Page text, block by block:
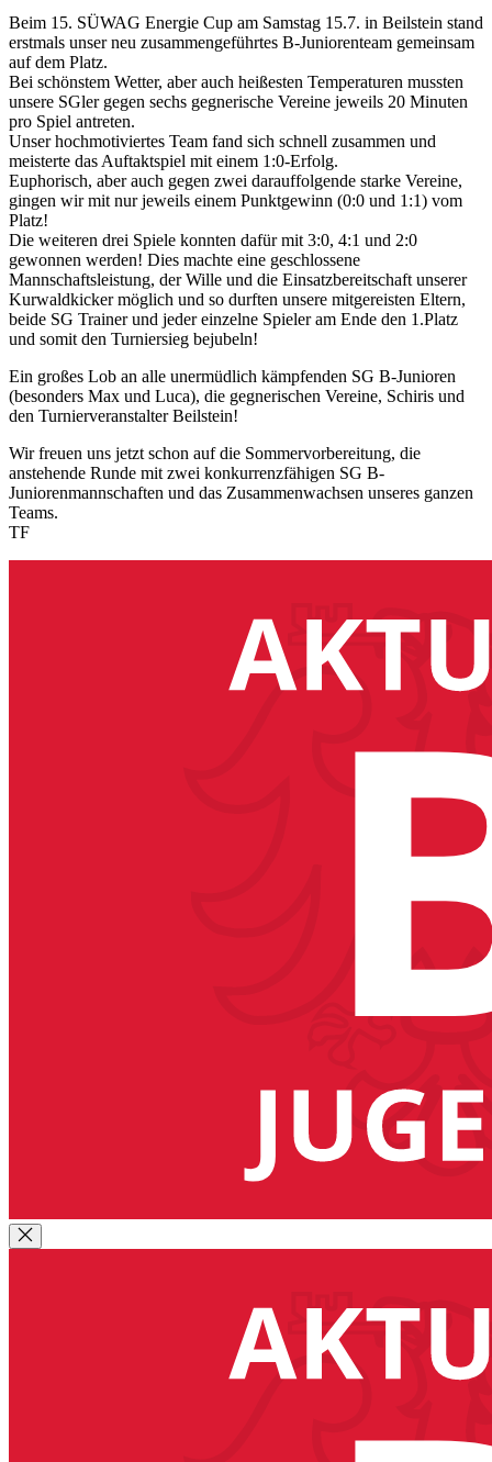
Beim 15. SÜWAG Energie Cup am Samstag 15.7. in Beilstein stand
erstmals unser neu zusammengeführtes B-Juniorenteam gemeinsam
auf dem Platz.
Bei schönstem Wetter, aber auch heißesten Temperaturen mussten
unsere SGler gegen sechs gegnerische Vereine jeweils 20 Minuten
pro Spiel antreten.
Unser hochmotiviertes Team fand sich schnell zusammen und
meisterte das Auftaktspiel mit einem 1:0-Erfolg.
Euphorisch, aber auch gegen zwei darauffolgende starke Vereine,
gingen wir mit nur jeweils einem Punktgewinn (0:0 und 1:1) vom
Platz!
Die weiteren drei Spiele konnten dafür mit 3:0, 4:1 und 2:0
gewonnen werden! Dies machte eine geschlossene
Mannschaftsleistung, der Wille und die Einsatzbereitschaft unserer
Kurwaldkicker möglich und so durften unsere mitgereisten Eltern,
beide SG Trainer und jeder einzelne Spieler am Ende den 1.Platz
und somit den Turniersieg bejubeln!
Ein großes Lob an alle unermüdlich kämpfenden SG B-Junioren
(besonders Max und Luca), die gegnerischen Vereine, Schiris und
den Turnierveranstalter Beilstein!
Wir freuen uns jetzt schon auf die Sommervorbereitung, die
anstehende Runde mit zwei konkurrenzfähigen SG B-
Juniorenmannschaften und das Zusammenwachsen unseres ganzen
Teams.
TF